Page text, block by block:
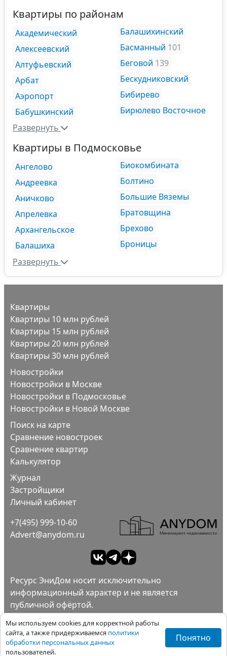
Мы используем cookies для корректной работы
сайта, а также придерживаемся политики
обработки персональных данных
пользователей.
Понятно
Квартиры по районам
Академический
Алексеевский
Алтуфьевский
Арбат
Аэропорт
Бабушкинский
Балашихинский
Басманный 101
Беговой 139
Бескудниковский
Бибирево
Бирюлево Восточное
Развернуть
Квартиры в Подмосковье
Ангелово
Андреевка
Аничково
Апрелевка
Архангельское
Балашиха
Биокомбината
Болтино
Большие Вяземы
Братовщина
Брехово
Броницы
Развернуть
Квартиры
Квартиры 10 млн рублей
Квартиры 15 млн рублей
Квартиры 20 млн рублей
Квартиры 30 млн рублей
Новостройки
Новостройки в Москве
Новостройки в Подмосковье
Новостройки в Новой Москве
Поиск на карте
Сравнение новостроек
Сравнение квартир
Калькулятор
Журнал
Застройщики
Личный кабинет
+7(495) 999-10-60
Advert@anydom.ru
Ресурс ЭниДом носит исключительно
информационный характер и не является
публичной офёртой.
Пользовательское соглашение.
Политика конфиденциальности.
Все права защищены ©ЭниДом 2012-2026